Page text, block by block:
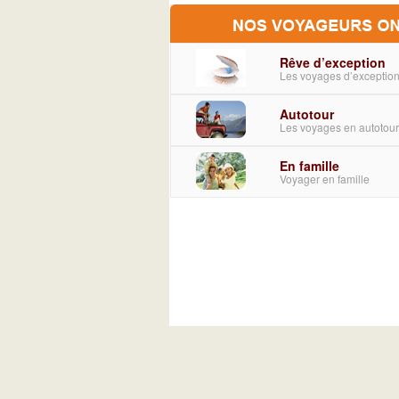
Rêve d’exception
Les voyages
Autotour
Les voyages en autotour
En famille
Voyager en famille